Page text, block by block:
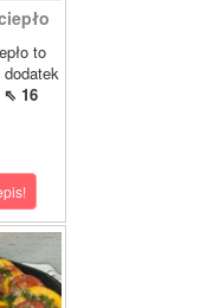
to
⇖ 16